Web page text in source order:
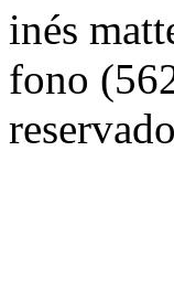
inés
fono